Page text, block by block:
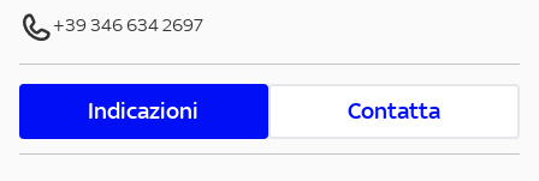
+39 346 634 2697
Indicazioni Contatta